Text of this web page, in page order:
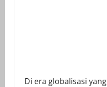
Di era globalisasi yang